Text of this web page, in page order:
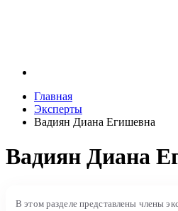
Главная
Эксперты
Вадиян Диана Егишевна
Вадиян Диана
В этом разделе представлены члены